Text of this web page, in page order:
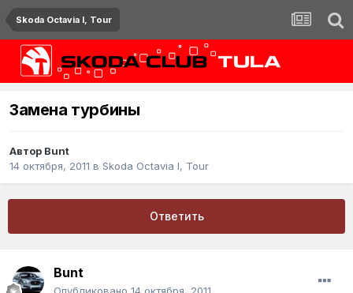
Skoda Octavia I, Tour
Замена турбины
Автор Bunt
14 октября, 2011 в Skoda Octavia I, Tour
Ответить
Bunt